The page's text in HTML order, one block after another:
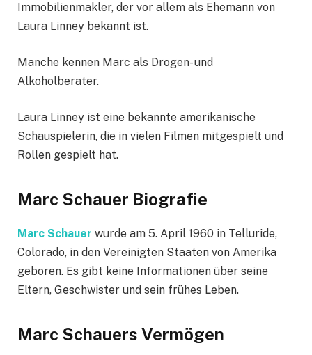
Immobilienmakler, der vor allem als Ehemann von
Laura Linney bekannt ist.
Manche kennen Marc als Drogen- und
Alkoholberater.
Laura Linney ist eine bekannte amerikanische
Schauspielerin, die in vielen Filmen mitgespielt und
Rollen gespielt hat.
Marc Schauer Biografie
Marc Schauer wurde am 5. April 1960 in Telluride,
Colorado, in den Vereinigten Staaten von Amerika
geboren. Es gibt keine Informationen über seine
Eltern, Geschwister und sein frühes Leben.
Marc Schauers Vermögen